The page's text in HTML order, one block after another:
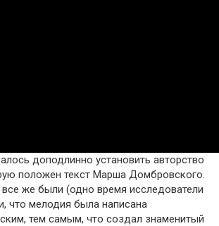
доподлинно установить авторство
положен текст Марша Домбровского.
же были (одно время исследователи
что мелодия была написана
тем самым, что создал знаменитый